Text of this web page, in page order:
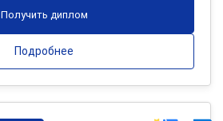
Получить диплом
Подробнее